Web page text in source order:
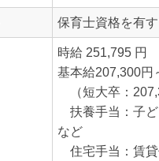
保育士資格を有
時給 251,795 円
基本給207,300円
（短大卒：
扶養手当：子
など
住宅手当：賃貸